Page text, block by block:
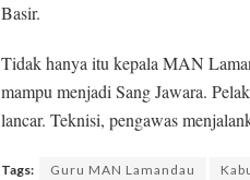
Basir.
Tidak hanya itu kepala MAN
mampu menjadi Sang Jawara.
lancar. Teknisi, pengawas
Tags: Guru MAN Lamandau